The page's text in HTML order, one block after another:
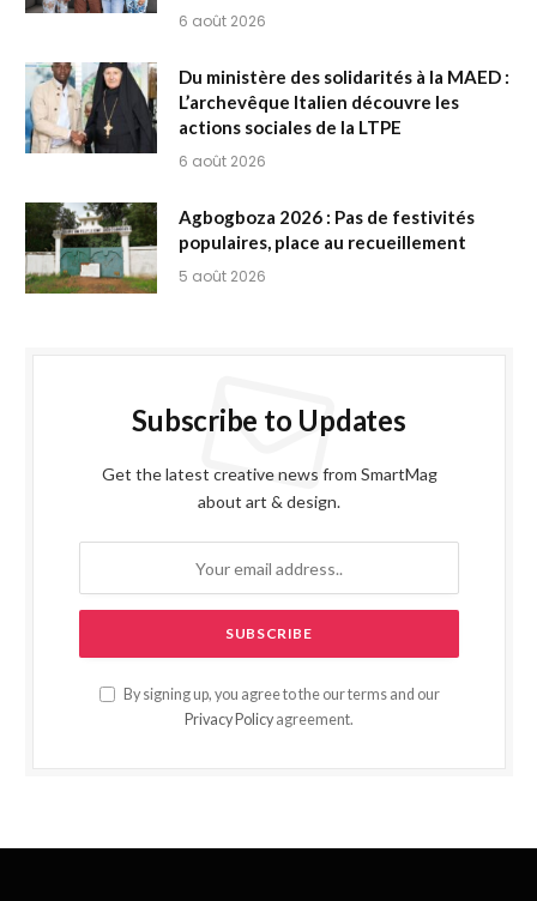
6 août 2026
Du ministère des solidarités à la MAED :
L’archevêque Italien découvre les
actions sociales de la LTPE
6 août 2026
Agbogboza 2026 : Pas de festivités
populaires, place au recueillement
5 août 2026
Subscribe to Updates
Get the latest creative news from SmartMag
about art & design.
By signing up, you agree to the our terms and our
Privacy Policy agreement.